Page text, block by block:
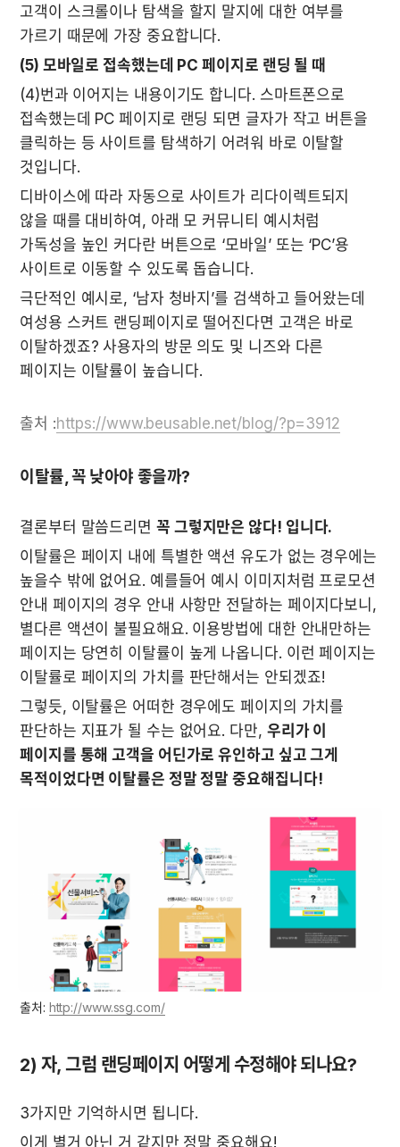
고객이 스크롤이나 탐색을 할지 말지에 대한 여부를
가르기 때문에 가장 중요합니다.
(5) 모바일로 접속했는데 PC 페이지로 랜딩 될 때
(4)번과 이어지는 내용이기도 합니다. 스마트폰으로
접속했는데 PC 페이지로 랜딩 되면 글자가 작고 버튼을
클릭하는 등 사이트를 탐색하기 어려워 바로 이탈할
것입니다.
디바이스에 따라 자동으로 사이트가 리다이렉트되지
않을 때를 대비하여, 아래 모 커뮤니티 예시처럼
가독성을 높인 커다란 버튼으로 ‘모바일’ 또는 ‘PC’용
사이트로 이동할 수 있도록 돕습니다.
극단적인 예시로, ‘남자 청바지’를 검색하고 들어왔는데
여성용 스커트 랜딩페이지로 떨어진다면 고객은 바로
이탈하겠죠? 사용자의 방문 의도 및 니즈와 다른
페이지는 이탈률이 높습니다.
출처 :https://www.beusable.net/blog/?p=3912
이탈률, 꼭 낮아야 좋을까?
결론부터 말씀드리면 꼭 그렇지만은 않다! 입니다.
이탈률은 페이지 내에 특별한 액션 유도가 없는 경우에는
높을수 밖에 없어요. 예를들어 예시 이미지처럼 프로모션
안내 페이지의 경우 안내 사항만 전달하는 페이지다보니,
별다른 액션이 불필요해요. 이용방법에 대한 안내만하는
페이지는 당연히 이탈률이 높게 나옵니다. 이런 페이지는
이탈률로 페이지의 가치를 판단해서는 안되겠죠!
그렇듯, 이탈률은 어떠한 경우에도 페이지의 가치를
판단하는 지표가 될 수는 없어요. 다만, 우리가 이
페이지를 통해 고객을 어딘가로 유인하고 싶고 그게
목적이었다면 이탈률은 정말 정말 중요해집니다!
출처: http://www.ssg.com/
2) 자, 그럼 랜딩페이지 어떻게 수정해야 되나요?
3가지만 기억하시면 됩니다.
이게 별거 아닌 거 같지만 정말 중요해요!